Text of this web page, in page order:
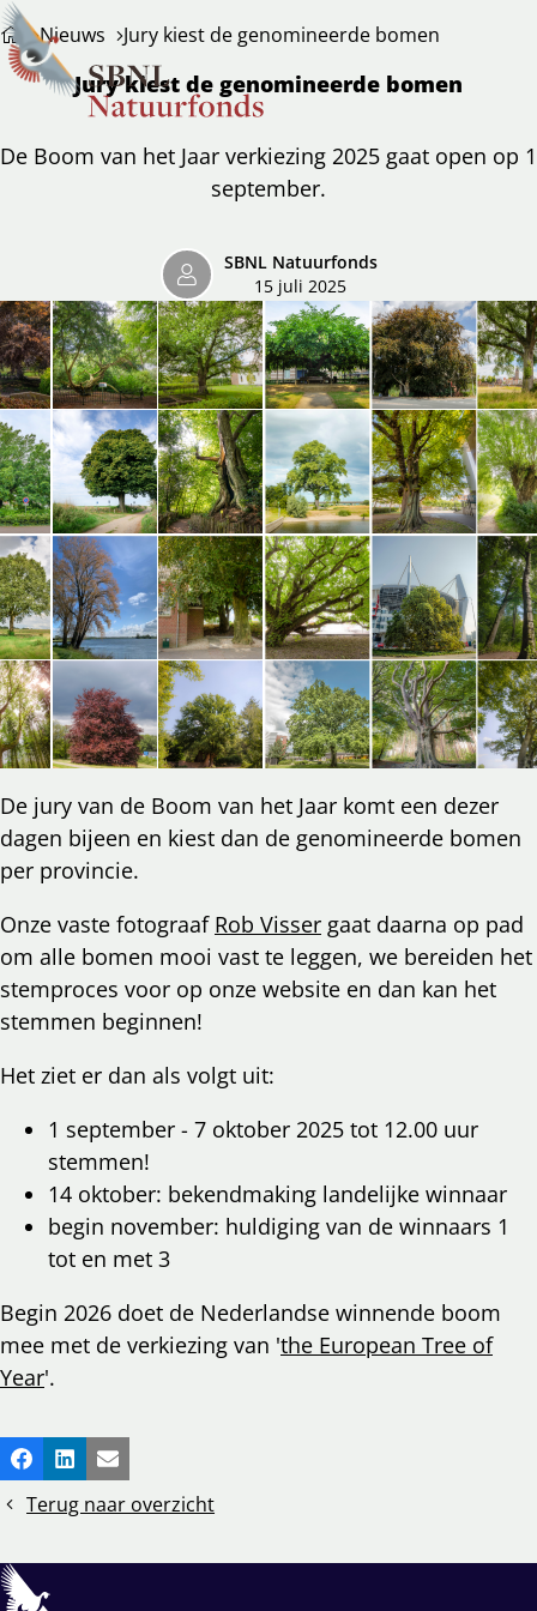
Nieuws Jury kiest de genomineerde bomen
Jury kiest de genomineerde bomen
De Boom van het Jaar verkiezing 2025 gaat open op 1
september.
SBNL Natuurfonds
15 juli 2025
De jury van de Boom van het Jaar komt een dezer
dagen bijeen en kiest dan de genomineerde bomen
per provincie.
Onze vaste fotograaf Rob Visser gaat daarna op pad
om alle bomen mooi vast te leggen, we bereiden het
stemproces voor op onze website en dan kan het
stemmen beginnen!
Het ziet er dan als volgt uit:
1 september - 7 oktober 2025 tot 12.00 uur
stemmen!
14 oktober: bekendmaking landelijke winnaar
begin november: huldiging van de winnaars 1
tot en met 3
Begin 2026 doet de Nederlandse winnende boom
mee met de verkiezing van 'the European Tree of
Year'.
Deel
dit
bericht
Facebook
LinkedInE-mail
Terug naar overzicht